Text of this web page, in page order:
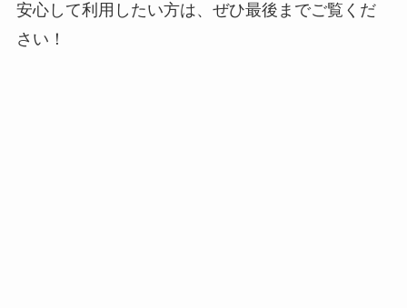
安心して利用したい方は、ぜひ最後までご覧くだ
さい！